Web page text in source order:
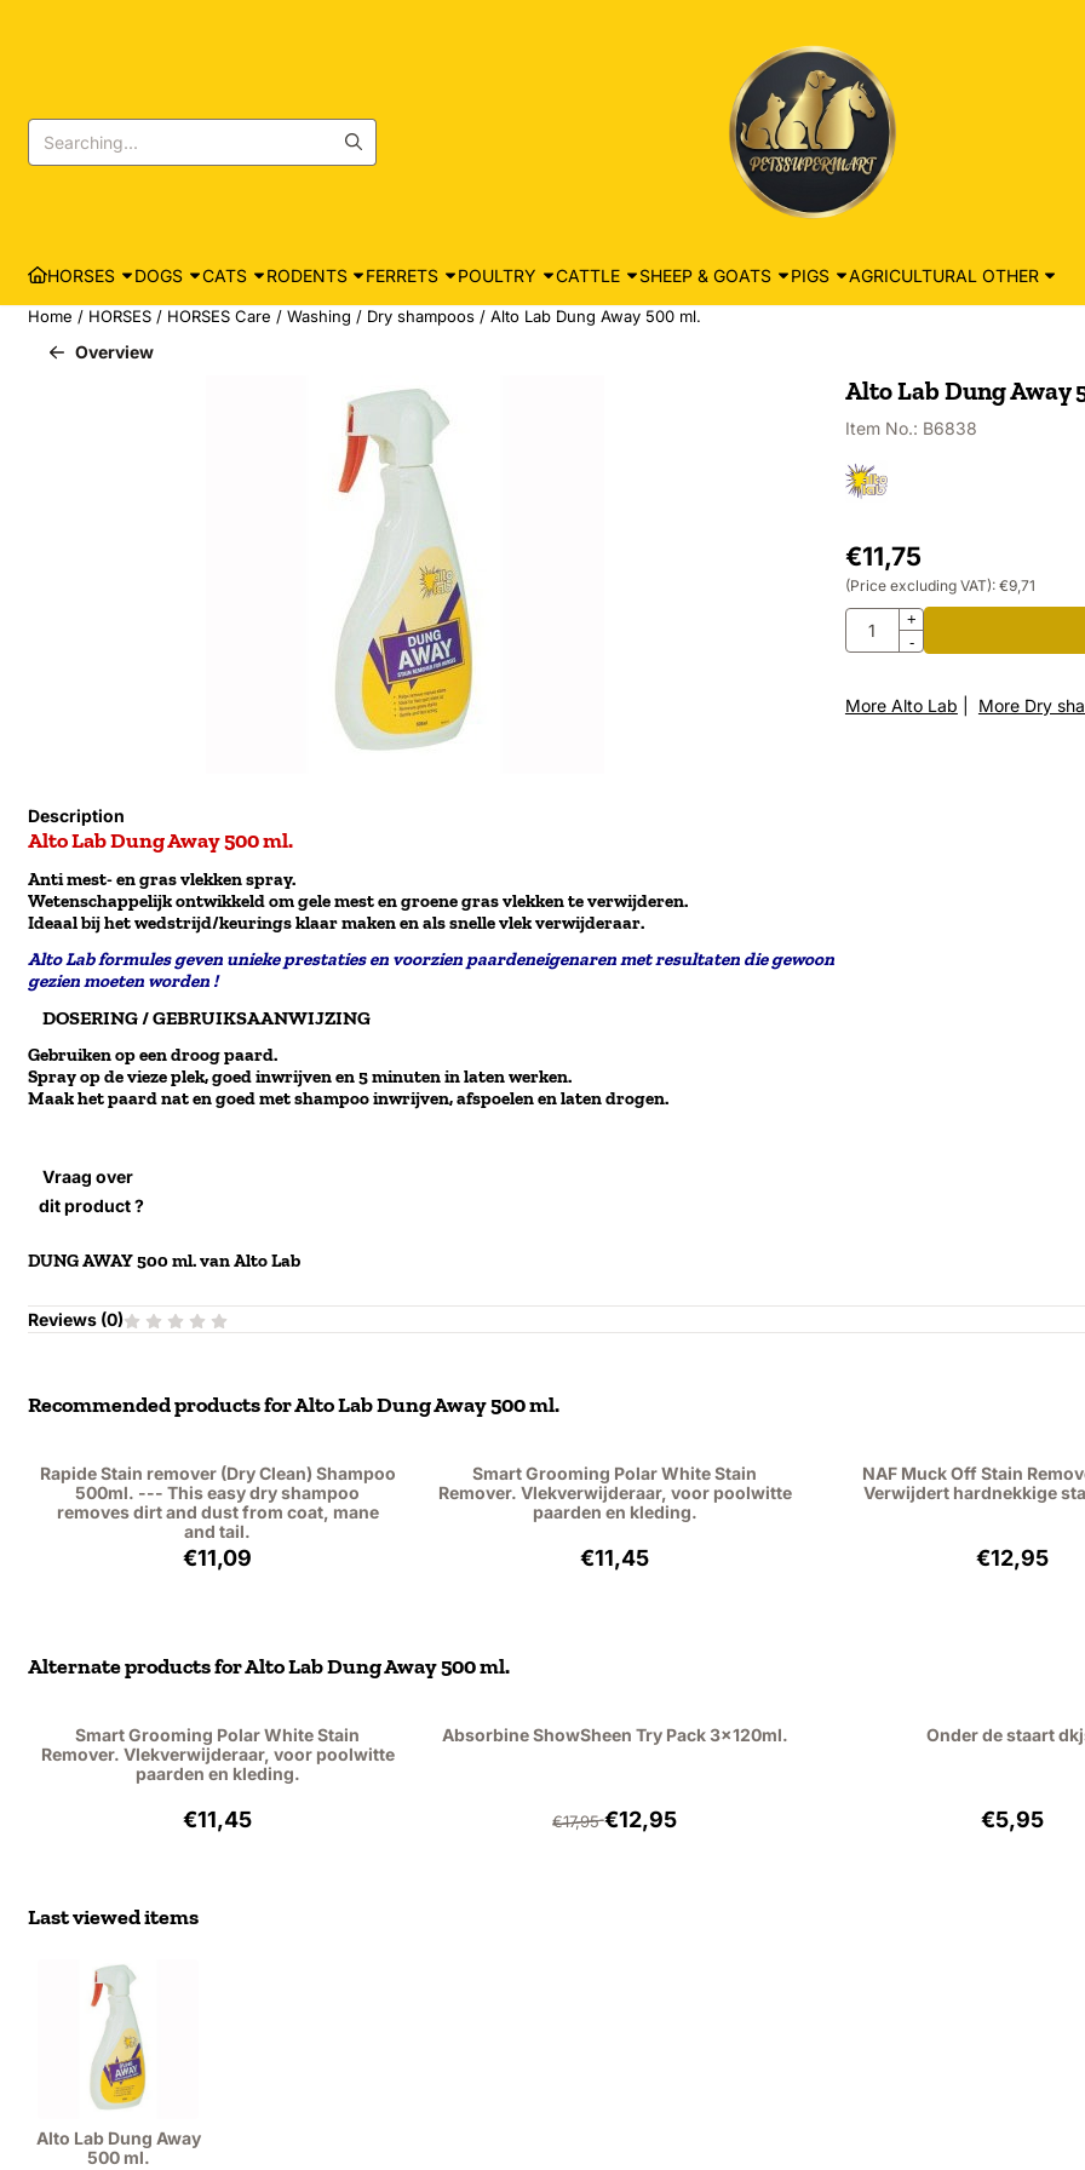
Search
HORSES DOGS CATS RODENTS FERRETS POULTRY CATTLE SHEEP & GOATS PIGS AGRICULTURAL OTHER
Home / HORSES / HORSES Care / Washing / Dry shampoos / Alto Lab Dung Away 500 ml.
Overview
Alto Lab Dung Away
Item No.: B6838
€11,75
(Price excluding VAT): €9,71
Quantity+
-
More Alto Lab More Dry
Description
Alto Lab Dung Away 500 ml.
Anti mest- en gras vlekken spray.
Wetenschappelijk ontwikkeld om gele mest en groene gras vlekken te verwijderen.
Ideaal bij het wedstrijd/keurings klaar maken en als snelle vlek verwijderaar.
Alto Lab formules geven unieke prestaties en voorzien paardeneigenaren met resultaten die gewoon
gezien moeten worden !
DOSERING / GEBRUIKSAANWIJZING
Gebruiken op een droog paard.
Spray op de vieze plek, goed inwrijven en 5 minuten in laten werken.
Maak het paard nat en goed met shampoo inwrijven, afspoelen en laten drogen.
Vraag over
dit product ?
DUNG AWAY 500 ml. van Alto Lab
Reviews (0)
Recommended products forAlto Lab Dung Away 500 ml.
Rapide Stain remover (Dry Clean) Shampoo
500ml. --- This easy dry shampoo
removes dirt and dust from coat, mane
and tail.
Price: 11,09, excluding VAT: 9,17
€11,09
Smart Grooming Polar White Stain
Remover. Vlekverwijderaar, voor poolwitte
paarden en kleding.
Price: 11,45, excluding VAT: 9,46
€11,45
NAF Muck Off Stain
Verwijdert hardnekkige
Price:
€12,95
Alternate products forAlto Lab Dung Away 500 ml.
Smart Grooming Polar White Stain
Remover. Vlekverwijderaar, voor poolwitte
paarden en kleding.
Price: 11,45, excluding VAT: 9,46
€11,45
Absorbine ShowSheen Try Pack 3x120ml.
From 17,95 for 12,95, excluding VAT: 10,70
€17,95€12,95
Onder de staart
Price:
€5,95
Last viewed items
Alto Lab Dung Away
500 ml.